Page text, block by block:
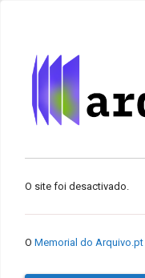
O site foi desactivado.
O Memorial do Arquivo.pt